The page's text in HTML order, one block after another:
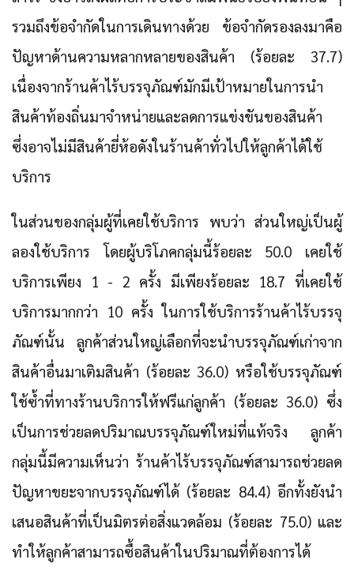
รวมถึงข้อจำกัดในการเดินทางด้วย ข้อจำกัดรองลงมาคือ
ปัญหาด้านความหลากหลายของสินค้า (ร้อยละ 37.7)
เนื่องจากร้านค้าไร้บรรจุภัณฑ์มักมีเป้าหมายในการนำ
สินค้าท้องถิ่นมาจำหน่ายและลดการแข่งขันของสินค้า
ซึ่งอาจไม่มีสินค้ายี่ห้อดังในร้านค้าทั่วไปให้ลูกค้าได้ใช้
บริการ
ในส่วนของกลุ่มผู้ที่เคยใช้บริการ พบว่า ส่วนใหญ่เป็นผู้
ลองใช้บริการ โดยผู้บริโภคกลุ่มนี้ร้อยละ 50.0 เคยใช้
บริการเพียง 1 - 2 ครั้ง มีเพียงร้อยละ 18.7 ที่เคยใช้
บริการมากกว่า 10 ครั้ง ในการใช้บริการร้านค้าไร้บรรจุ
ภัณฑ์นั้น ลูกค้าส่วนใหญ่เลือกที่จะนำบรรจุภัณฑ์เก่าจาก
สินค้าอื่นมาเติมสินค้า (ร้อยละ 36.0) หรือใช้บรรจุภัณฑ์
ใช้ซ้ำที่ทางร้านบริการให้ฟรีแก่ลูกค้า (ร้อยละ 36.0) ซึ่ง
เป็นการช่วยลดปริมาณบรรจุภัณฑ์ใหม่ที่แท้จริง ลูกค้า
กลุ่มนี้มีความเห็นว่า ร้านค้าไร้บรรจุภัณฑ์สามารถช่วยลด
ปัญหาขยะจากบรรจุภัณฑ์ได้ (ร้อยละ 84.4) อีกทั้งยังนำ
เสนอสินค้าที่เป็นมิตรต่อสิ่งแวดล้อม (ร้อยละ 75.0) และ
ทำให้ลูกค้าสามารถซื้อสินค้าในปริมาณที่ต้องการได้